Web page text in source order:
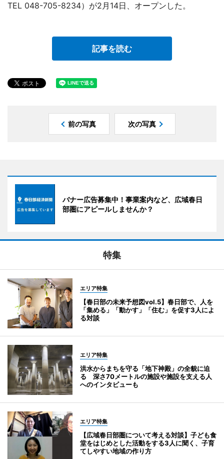
TEL 048-705-8234）が2月14日、オープンした。
記事を読む
前の写真 次の写真
バナー広告募集中！事業案内など、広域春日
部圏にアピールしませんか？
特集
エリア特集
【春日部の未来予想図vol.5】春日部で、人を
「集める」「動かす」「住む」を促す3人によ
る対談
エリア特集
洪水からまちを守る「地下神殿」の全貌に迫
る 深さ70メートルの施設や施設を支える人
へのインタビューも
エリア特集
【広域春日部圏について考える対談】子ども食
堂をはじめとした活動をする3人に聞く、子育
てしやすい地域の作り方